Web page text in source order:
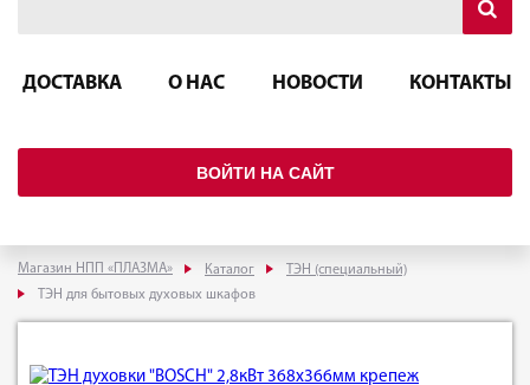
ДОСТАВКА О НАС НОВОСТИ КОНТАКТЫ
ВОЙТИ НА САЙТ
Магазин НПП «ПЛАЗМА» Каталог
ТЭН (специальный)
ТЭН для бытовых духовых шкафов